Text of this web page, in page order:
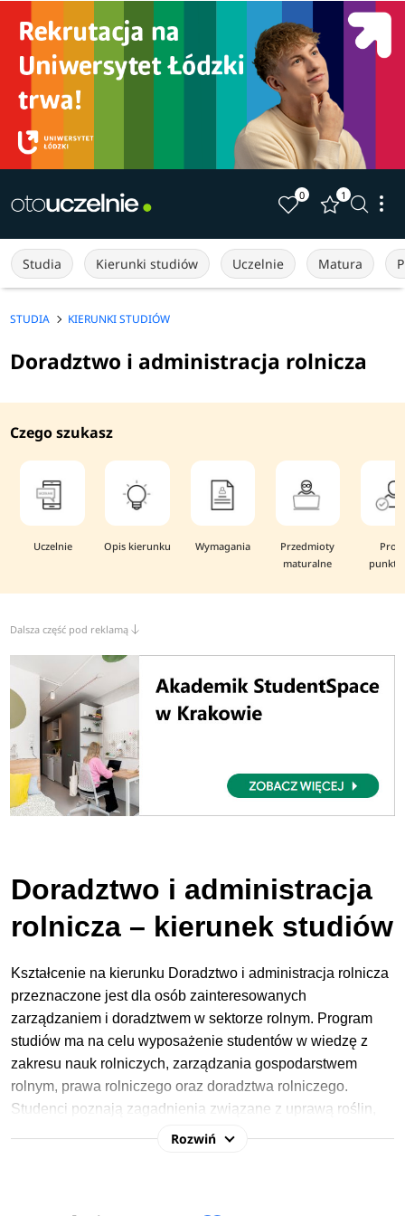
0 1
Studia Kierunki studiów Uczelnie Matura
STUDIA KIERUNKI STUDIÓW
Doradztwo i administracja rolnicza
Czego szukasz
Uczelnie Opis kierunku Wymagania
Przedmioty
maturalne
Dalsza część pod reklamą
Doradztwo i administracja
rolnicza – kierunek studiów
Kształcenie na kierunku Doradztwo i administracja rolnicza
przeznaczone jest dla osób zainteresowanych
zarządzaniem i doradztwem w sektorze rolnym. Program
studiów ma na celu wyposażenie studentów w wiedzę z
zakresu nauk rolniczych, zarządzania gospodarstwem
rolnym, prawa rolniczego oraz doradztwa rolniczego.
Studenci poznają zagadnienia związane z uprawą roślin,
glebą czy nawożeniem. Zapoznają się też z zasadami
Rozwiń